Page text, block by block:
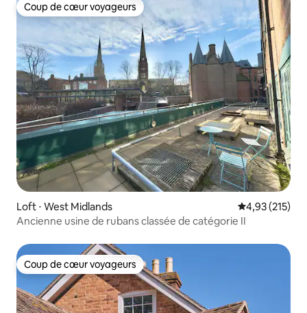
Coup de cœur voyageurs
Coup de cœur voyageurs
Loft ⋅ West Midlands Évaluation
4,93 (215)
Ancienne usine de rubans classée de catégorie II
Coup de cœur voyageurs
Coup de cœur voyageurs